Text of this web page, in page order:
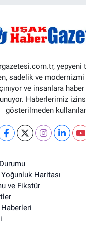
yepyeni
sadelik ve
ve insanlara
Haberlerimiz
gösterilmeden
Haritası
ve Fikstür